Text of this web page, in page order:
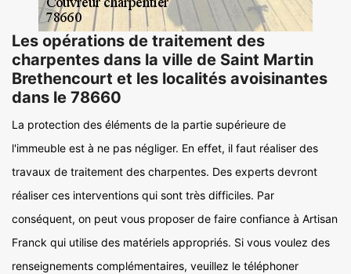
Les opérations de traitement des
charpentes dans la ville de Saint Martin
Brethencourt et les localités avoisinantes
dans le 78660
La protection des éléments de la partie supérieure de
l'immeuble est à ne pas négliger. En effet, il faut réaliser des
travaux de traitement des charpentes. Des experts devront
réaliser ces interventions qui sont très difficiles. Par
conséquent, on peut vous proposer de faire confiance à Artisan
Franck qui utilise des matériels appropriés. Si vous voulez des
renseignements complémentaires, veuillez le téléphoner